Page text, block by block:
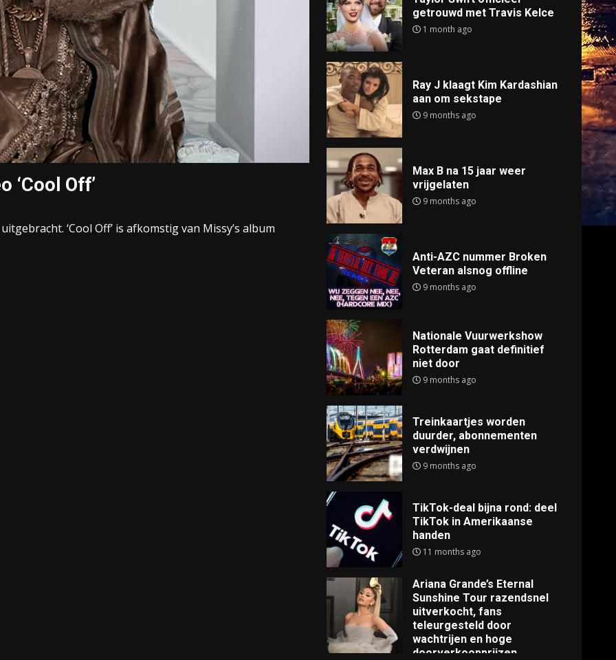
‘Cool Off’
‘Cool Off’ is afkomstig van Missy’s album
getrouwd met Travis Kelce
1 month ago
Ray J klaagt Kim Kardashian
aan om sekstape
9 months ago
Max B na 15 jaar weer
vrijgelaten
9 months ago
Anti-AZC nummer Broken
Veteran alsnog offline
9 months ago
Nationale Vuurwerkshow
Rotterdam gaat definitief
niet door
9 months ago
Treinkaartjes worden
duurder, abonnementen
verdwijnen
9 months ago
TikTok-deal bijna rond: deel
TikTok in Amerikaanse
handen
11 months ago
Ariana Grande’s Eternal
Sunshine Tour razendsnel
uitverkocht, fans
teleurgesteld door
wachtrijen en hoge
doorverkoopprijzen